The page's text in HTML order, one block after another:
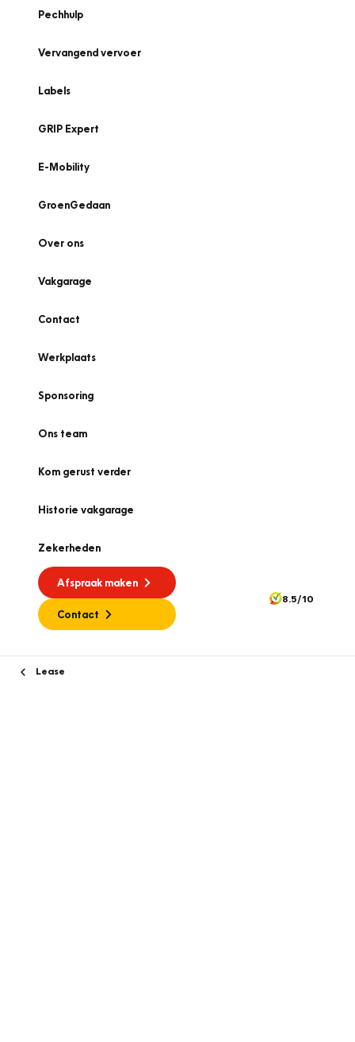
Pechhulp
Vervangend vervoer
Labels
GRIP Expert
E-Mobility
GroenGedaan
Over ons
Vakgarage
Contact
Werkplaats
Sponsoring
Ons team
Kom gerust verder
Historie vakgarage
Zekerheden
Afspraak maken
Contact
8.5/10
Lease